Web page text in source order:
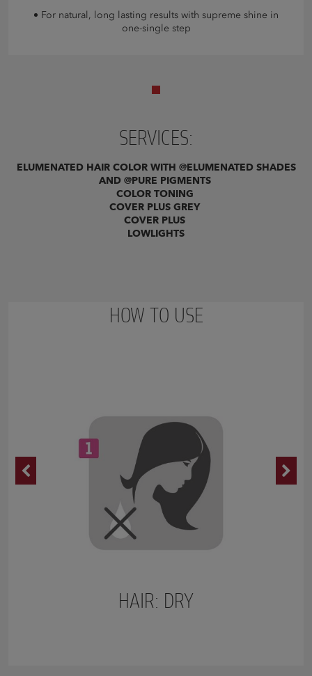
For natural, long lasting results with supreme shine in
one-single step
SERVICES:
ELUMENATED HAIR COLOR WITH @ELUMENATED SHADES
AND @PURE PIGMENTS
COLOR TONING
COVER PLUS GREY
COVER PLUS
LOWLIGHTS
HOW TO USE
HAIR: DRY